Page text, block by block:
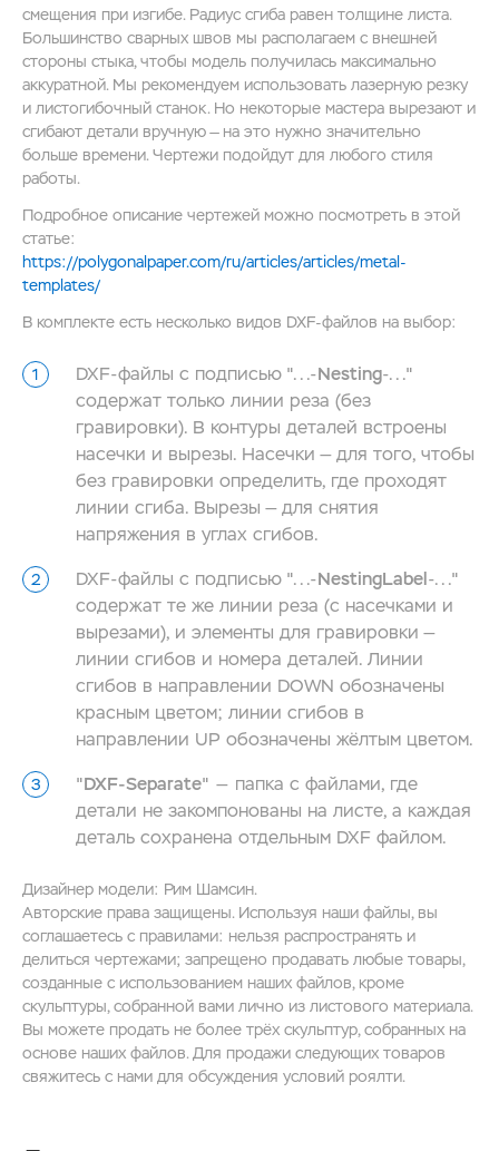
смещения при изгибе. Радиус cгиба равен толщине листа.
Большинство сварных швов мы располагаем с внешней
стороны стыка, чтобы модель получилась максимально
аккуратной. Мы рекомендуем использовать лазерную резку
и листогибочный станок. Но некоторые мастера вырезают и
сгибают детали вручную — на это нужно значительно
больше времени. Чертежи подойдут для любого стиля
работы.
Подробное описание чертежей можно посмотреть в этой
статье:
https://polygonalpaper.com/ru/articles/articles/metal-
templates/
В комплекте есть несколько видов DXF-файлов на выбор:
DXF-файлы с подписью "...-Nesting-..."
содержат только линии реза (без
гравировки). В контуры деталей встроены
насечки и вырезы. Насечки — для того, чтобы
без гравировки определить, где проходят
линии сгиба. Вырезы — для снятия
напряжения в углах сгибов.
DXF-файлы с подписью "...-NestingLabel-..."
содержат те же линии реза (с насечками и
вырезами), и элементы для гравировки —
линии сгибов и номера деталей. Линии
сгибов в направлении DOWN обозначены
красным цветом; линии сгибов в
направлении UP обозначены жёлтым цветом.
"DXF-Separate" — папка с файлами, где
детали не закомпонованы на листе, а каждая
деталь сохранена отдельным DXF файлом.
Дизайнер модели: Рим Шамсин.
Авторские права защищены. Используя наши файлы, вы
соглашаетесь с правилами: нельзя распространять и
делиться чертежами; запрещено продавать любые товары,
созданные с использованием наших файлов, кроме
скульптуры, собранной вами лично из листового материала.
Вы можете продать не более трёх скульптур, собранных на
основе наших файлов. Для продажи следующих товаров
свяжитесь с нами для обсуждения условий роялти.